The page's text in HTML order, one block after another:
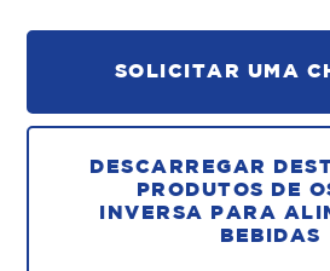
SOLICITAR UMA
DESCARREGAR
PRODUTOS DE
INVERSA PARA
BEBIDAS